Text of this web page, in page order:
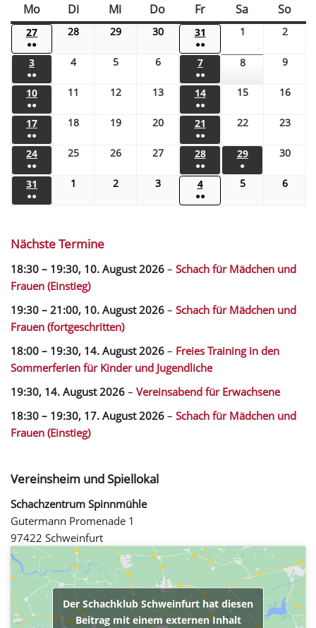
Mo
Di Mi Do Fr Sa So
27
●●
28 29 30 31
●●
1 2
3
●●
4 5 6 7
●●
8 9
10
●●
11 12 13 14
●●
15 16
17
●●
18 19 20 21
●●
22 23
24
●●
25 26 27 28
●●
29
●
30
31
●●
1 2 3 4
●●
5 6
Nächste Termine
18:30 – 19:30, 10. August 2026 – Schach für Mädchen und
Frauen (Einstieg)
19:30 – 21:00, 10. August 2026 – Schach für Mädchen und
Frauen (fortgeschritten)
18:00 – 19:30, 14. August 2026 – Freies Training in den
Sommerferien für Kinder und Jugendliche
19:30, 14. August 2026 – Vereinsabend für Erwachsene
18:30 – 19:30, 17. August 2026 – Schach für Mädchen und
Frauen (Einstieg)
Vereinsheim und Spiellokal
Schachzentrum Spinnmühle
Gutermann Promenade 1
97422 Schweinfurt
Der Schachklub Schweinfurt hat diesen
Beitrag mit einem externen Inhalt